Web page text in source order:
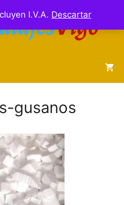
I.V.A. Descartar
gusanos